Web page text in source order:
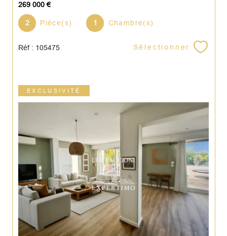
269 000 €
2 Pièce(s) 1 Chambre(s)
Réf : 105475 Sélectionner
EXCLUSIVITÉ